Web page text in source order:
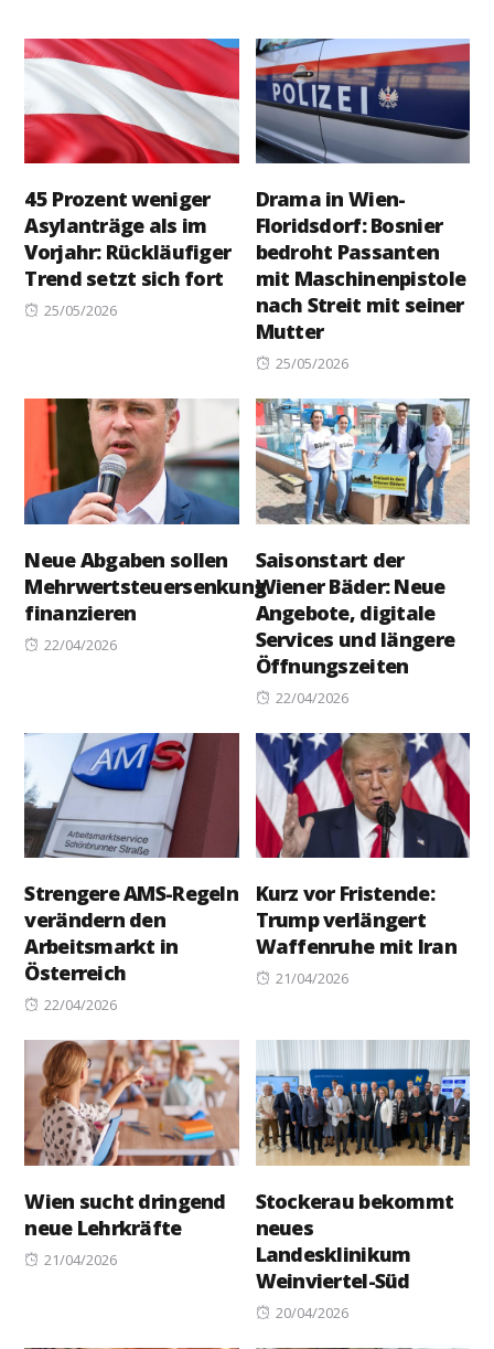
45 Prozent weniger
Asylanträge als im
Vorjahr: Rückläufiger
Trend setzt sich fort
Posted
25/05/2026
Drama in Wien-
Floridsdorf: Bosnier
bedroht Passanten
mit Maschinenpistole
nach Streit mit seiner
Mutter
Posted
25/05/2026
Neue Abgaben sollen
Mehrwertsteuersenkung
finanzieren
Posted
22/04/2026
Saisonstart der
Wiener Bäder: Neue
Angebote, digitale
Services und längere
Öffnungszeiten
Posted
22/04/2026
Strengere AMS-Regeln
verändern den
Arbeitsmarkt in
Österreich
Posted
22/04/2026
Kurz vor Fristende:
Trump verlängert
Waffenruhe mit Iran
Posted
21/04/2026
Wien sucht dringend
neue Lehrkräfte
Posted
21/04/2026
Stockerau bekommt
neues
Landesklinikum
Weinviertel-Süd
Posted
20/04/2026